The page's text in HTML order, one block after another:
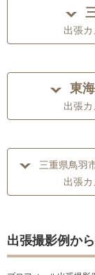
出張
東
出張
三重県鳥羽
出張
出張撮影例か